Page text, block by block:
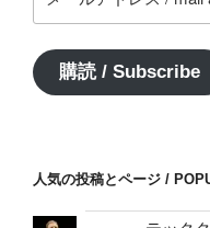
ー
ア
ド
address
購読 / Subscribe
人気の投稿とページ /